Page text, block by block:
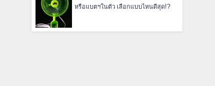
หรือแบตฯในตัว เลือกแบบไหนดีสุด!?